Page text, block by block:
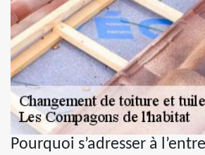
Pourquoi s’adresser à